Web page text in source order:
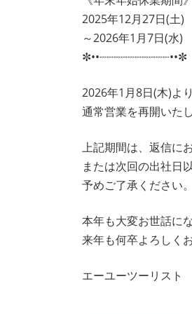
2025年12月27日(土)
～2026年1月7日(水)
✼••┈┈┈┈┈┈┈┈┈┈••✼
2026年1月8日(木)より
通常営業を再開いたし
上記期間は、返信に
または次回の出社日
予めご了承ください。
本年も大変お世話に
来年も何卒よろしく
エーユーツーリスト